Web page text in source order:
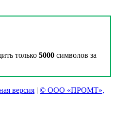
только 5000 символов за
версия | © ООО «ПРОМТ»,